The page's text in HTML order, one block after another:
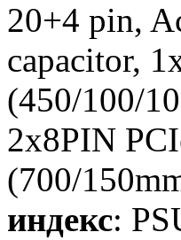
20+4 pin,
capacitor,
(450/100/
2x8PIN
(700/
индекс: